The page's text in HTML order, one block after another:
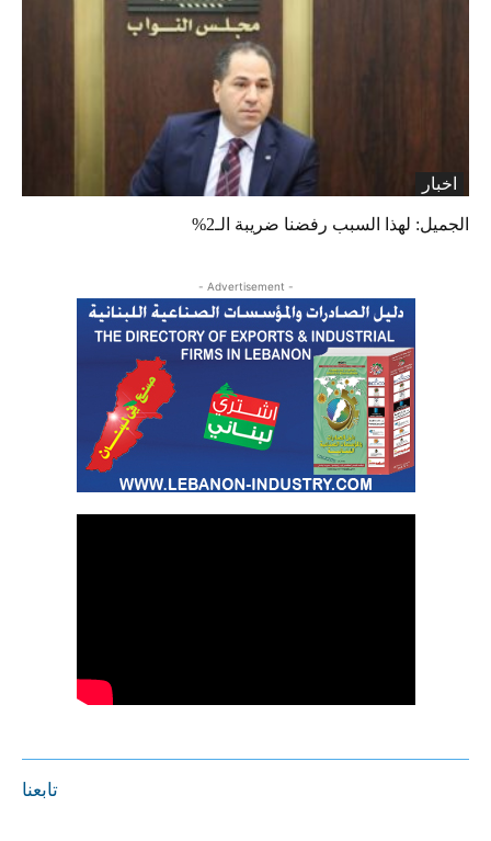
اخبار
الجميل: لهذا السبب رفضنا ضريبة الـ2%
- Advertisement -
تابعنا